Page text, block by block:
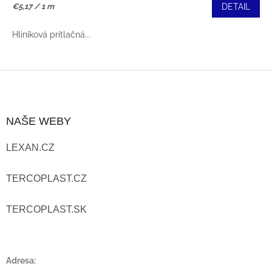
Jednotková
€5,17 / 1 m DETAIL
Hliníková prítlačná...
Ä
T
NAŠE WEBY
LEXAN.CZ
TERCOPLAST.CZ
TERCOPLAST.SK
Adresa: